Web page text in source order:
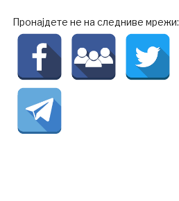
Пронајдете не на следниве мрежи: